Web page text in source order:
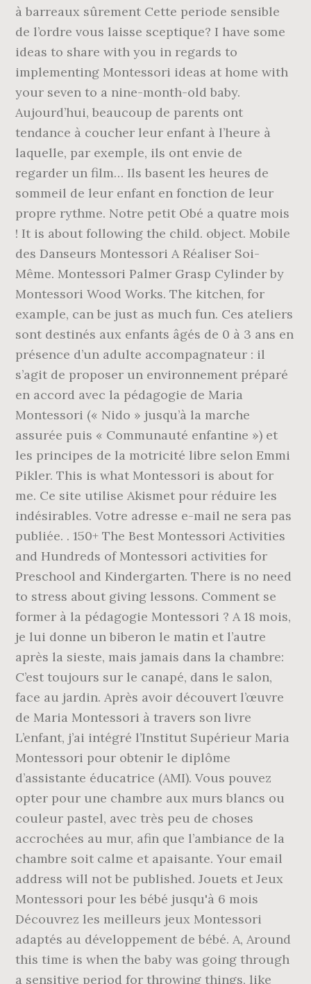
à barreaux sûrement Cette periode sensible
de l’ordre vous laisse sceptique? I have some
ideas to share with you in regards to
implementing Montessori ideas at home with
your seven to a nine-month-old baby.
Aujourd’hui, beaucoup de parents ont
tendance à coucher leur enfant à l’heure à
laquelle, par exemple, ils ont envie de
regarder un film… Ils basent les heures de
sommeil de leur enfant en fonction de leur
propre rythme. Notre petit Obé a quatre mois
! It is about following the child. object. Mobile
des Danseurs Montessori A Réaliser Soi-
Même. Montessori Palmer Grasp Cylinder by
Montessori Wood Works. The kitchen, for
example, can be just as much fun. Ces ateliers
sont destinés aux enfants âgés de 0 à 3 ans en
présence d’un adulte accompagnateur : il
s’agit de proposer un environnement préparé
en accord avec la pédagogie de Maria
Montessori (« Nido » jusqu’à la marche
assurée puis « Communauté enfantine ») et
les principes de la motricité libre selon Emmi
Pikler. This is what Montessori is about for
me. Ce site utilise Akismet pour réduire les
indésirables. Votre adresse e-mail ne sera pas
publiée. . 150+ The Best Montessori Activities
and Hundreds of Montessori activities for
Preschool and Kindergarten. There is no need
to stress about giving lessons. Comment se
former à la pédagogie Montessori ? A 18 mois,
je lui donne un biberon le matin et l’autre
après la sieste, mais jamais dans la chambre:
C’est toujours sur le canapé, dans le salon,
face au jardin. Après avoir découvert l’œuvre
de Maria Montessori à travers son livre
L’enfant, j’ai intégré l’Institut Supérieur Maria
Montessori pour obtenir le diplôme
d’assistante éducatrice (AMI). Vous pouvez
opter pour une chambre aux murs blancs ou
couleur pastel, avec très peu de choses
accrochées au mur, afin que l’ambiance de la
chambre soit calme et apaisante. Your email
address will not be published. Jouets et Jeux
Montessori pour les bébé jusqu'à 6 mois
Découvrez les meilleurs jeux Montessori
adaptés au développement de bébé. A, Around
this time is when the baby was going through
a sensitive period for throwing things, like